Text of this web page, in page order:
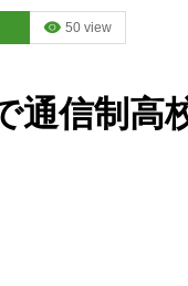
50 view
通信制高